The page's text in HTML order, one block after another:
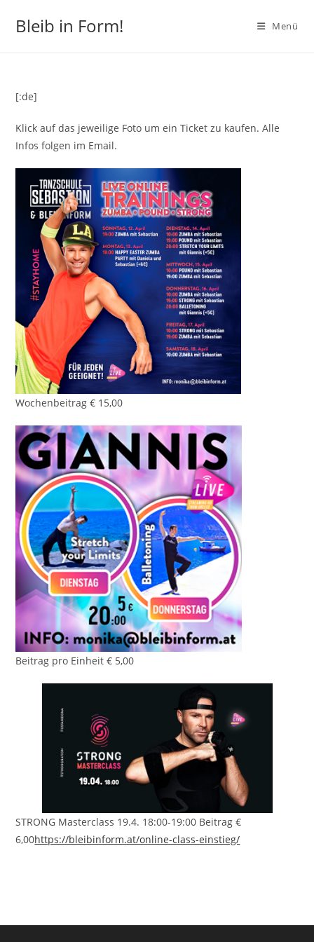
InhaltBleib in Form! Menü
[:de]
Klick auf das jeweilige Foto um ein Ticket zu kaufen. Alle
Infos folgen im Email.
Wochenbeitrag € 15,00
Beitrag pro Einheit € 5,00
STRONG Masterclass 19.4. 18:00-19:00 Beitrag €
6,00https://bleibinform.at/online-class-einstieg/